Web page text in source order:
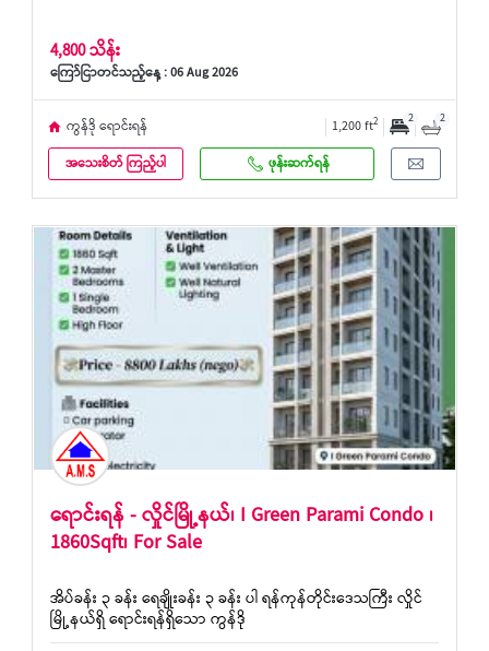
4,800 သိန်း
ကြော်ငြာတင်သည့်နေ့ : 06 Aug 2026
ကွန်ဒို ရောင်းရန် 1,200 ft2 2 2
အသေးစိတ် ကြည့်ပါ ဖုန်းဆက်ရန်
ရောင်းရန် - လှိုင်မြို့နယ်၊ I Green Parami Condo ၊
1860Sqft၊ For Sale
အိပ်ခန်း ၃ ခန်း ရေချိုးခန်း ၃ ခန်း ပါ ရန်ကုန်တိုင်းဒေသကြီး လှိုင်
မြို့နယ်ရှိ ရောင်းရန်ရှိသော ကွန်ဒို